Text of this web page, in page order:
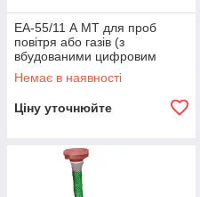
ЕА-55/11 А МТ для проб
повітря або газів (з
вбудованими цифровим
мікроманометром,
термометром і таймером)
Немає в наявності
Ціну уточнюйте